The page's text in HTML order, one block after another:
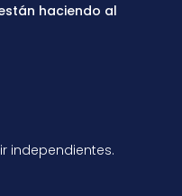
haciendo al
independientes.